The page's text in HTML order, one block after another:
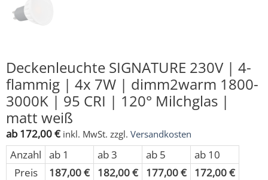
Deckenleuchte SIGNATURE 230V | 4-
flammig | 4x 7W | dimm2warm 1800-
3000K | 95 CRI | 120° Milchglas |
matt weiß
ab172,00€ inkl. MwSt. zzgl. Versandkosten
Anzahl ab 1 ab 3 ab 5
ab 10
Preis
187,00€ 182,00€ 177,00€ 172,00€